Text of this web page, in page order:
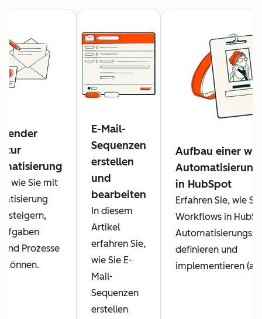
zur
wie Sie mit
steigern,
Prozesse
können.
E-Mail-
Sequenzen
erstellen
und
bearbeiten
In diesem
Artikel
erfahren Sie,
wie Sie E-
Mail-
Sequenzen
erstellen
Aufbau einer
in HubSpot
Erfahren Sie, wie
Workflows in
definieren und
implementieren